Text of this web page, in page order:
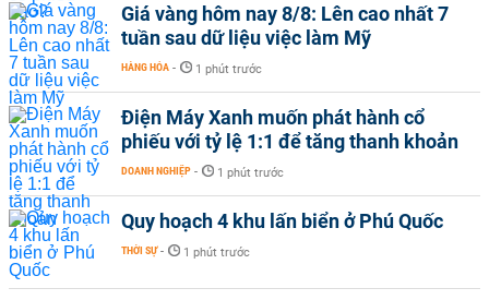
Giá vàng hôm nay 8/8: Lên cao nhất 7
tuần sau dữ liệu việc làm Mỹ
HÀNG HÓA - 1 phút trước
Điện Máy Xanh muốn phát hành cổ
phiếu với tỷ lệ 1:1 để tăng thanh khoản
DOANH NGHIỆP - 1 phút trước
Quy hoạch 4 khu lấn biển ở Phú Quốc
THỜI SỰ - 1 phút trước